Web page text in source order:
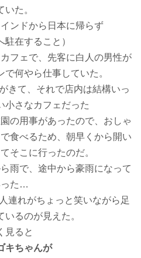
いた。
ンドから日本に帰らず
駐在すること）
フェで、先客に白人の男性が
何やら仕事していた。
きて、それで店内は結構いっ
小さなカフェだった
の用事があったので、おしゃ
食べるため、朝早くから開い
そこに行ったのだ。
雨で、途中から豪雨になって
った…
連れがちょっと笑いながら足
いるのが見えた。
見ると
キちゃんが